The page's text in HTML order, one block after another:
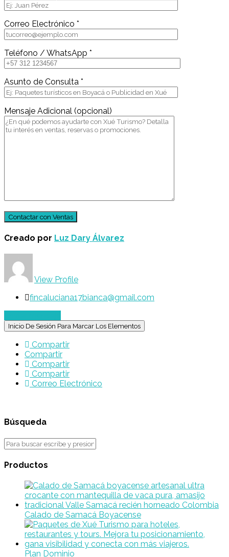
Correo Electrónico *
Teléfono / WhatsApp *
Asunto de Consulta *
Mensaje Adicional (opcional)
Creado por Luz Dary Álvarez
View Profile
fincaluciana17bianca@gmail.com
Inicio De Sesión Para Marcar Los Elementos
Compartir
Compartir
Compartir
Compartir
Correo Electrónico
Búsqueda
Productos
Calado de Samacá Boyacense
Plan Dominio